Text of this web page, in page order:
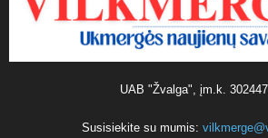
UAB "Žvalga", įm.k.
Susisiekite su mumis: